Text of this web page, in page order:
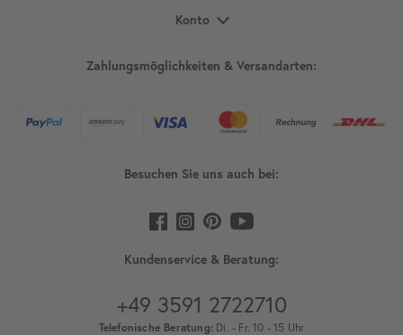
Konto
Zahlungsmöglichkeiten & Versandarten:
Besuchen Sie uns auch bei:
Kundenservice & Beratung:
+49 3591 2722710
Telefonische Beratung: Di. - Fr. 10 - 15 Uhr